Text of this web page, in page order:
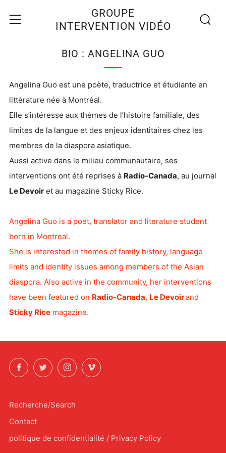
GROUPE
INTERVENTION VIDÉO
Menu
BIO : ANGELINA GUO
Angelina Guo est une poète, traductrice et étudiante en
littérature née à Montréal.
Elle s’intéresse aux thèmes de l’histoire familiale, des
limites de la langue et des enjeux identitaires chez les
membres de la diaspora asiatique.
Aussi active dans le milieu communautaire, ses
interventions ont été reprises à Radio-Canada, au journal
Le Devoir et au magazine Sticky Rice.
Angelina Guo is a poet, translator and literature student
born in Montreal.
She is interested in themes of family history, language
limits and identity issues among members of the Asian
diaspora. Also active in the community, her interventions
have been featured on Radio-Canada, Le Devoirand
Sticky Rice magazine.
FacebookTwitterInstagramVimeo
Recherche/Search
Contact
politique de confidentialité / Privacy Policy